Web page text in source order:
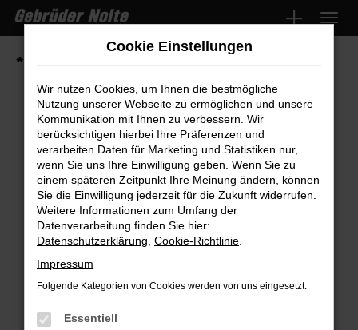
Zum
Hauptinhalt
springen
Fehler: Network Error
Beim Laden ist ein Fehler aufgetreten.
Hier sind ein paar Tipps, die dir helfen können:
Überprüfe deine Firewall und deine
Internetverbindung.
Manche Erweiterungen, wie Werbeblocker,
Cookie Einstellungen
Wir nutzen Cookies, um Ihnen die bestmögliche
Nutzung unserer Webseite zu ermöglichen und unsere
Kommunikation mit Ihnen zu verbessern. Wir
berücksichtigen hierbei Ihre Präferenzen und
verarbeiten Daten für Marketing und Statistiken nur,
wenn Sie uns Ihre Einwilligung geben. Wenn Sie zu
einem späteren Zeitpunkt Ihre Meinung ändern, können
Sie die Einwilligung jederzeit für die Zukunft widerrufen.
Weitere Informationen zum Umfang der
Datenverarbeitung finden Sie hier:
Datenschutzerklärung Cookie-Richtlinie
Impressum
Folgende Kategorien von Cookies werden von uns eingesetzt:
Essentiell